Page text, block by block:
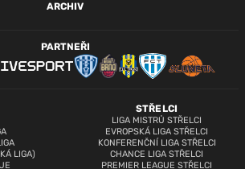
ARCHIV
LIGA)
STŘELCI
LIGA MISTRŮ STŘELCI
EVROPSKÁ LIGA STŘELCI
KONFERENČNÍ LIGA STŘELCI
CHANCE LIGA STŘELCI
PREMIER LEAGUE STŘELCI
PARTNEŘI